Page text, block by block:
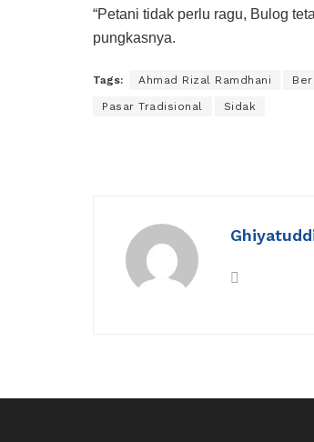
“Petani tidak perlu ragu, Bulog
pungkasnya.
Tags: Ahmad Rizal Ramdhani
Pasar Tradisional Sidak